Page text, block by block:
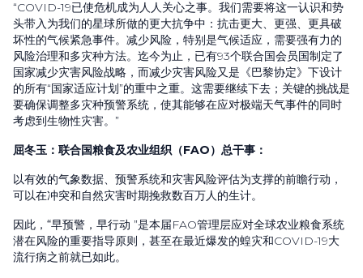
“COVID-19已使危机成为人人关心之事。我们需要将这一认识和势
头带入为我们的星球所做的更大抗争中：抗击更大、更强、更具破
坏性的气候紧急事件。减少风险，特别是气候适应，需要强有力的
风险治理和多灾种方法。迄今为止，已有93个联合国会员国制定了
国家减少灾害风险战略，而减少灾害风险又是《巴黎协定》下设计
的所有“国家适应计划”的重中之重。这需要继续下去；关键的挑战是
要确保调整多灾种预警系统，使其能够在应对极端天气事件的同时
考虑到生物性灾害。”
屈冬玉：联合国粮食及农业组织（FAO）总干事：
以有效的气象数据、预警系统和灾害风险评估为支撑的前瞻行动，
可以在冲突和自然灾害时期挽救数百万人的生计。
因此， “早预警，早行动 ”是本届FAO管理层应对全球农业粮食系统
潜在风险的重要指导原则，甚至在最近爆发的蝗灾和COVID-19大
流行病之前就已如此。